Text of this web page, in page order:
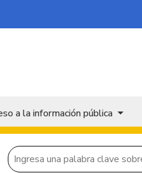
a la información pública